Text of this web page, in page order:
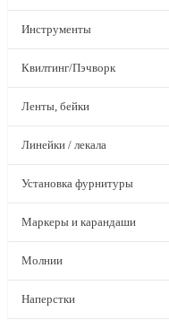
Инструменты
Квилтинг/Пэчворк
Ленты, бейки
Линейки / лекала
Установка фурнитуры
Маркеры и карандаши
Молнии
Наперстки